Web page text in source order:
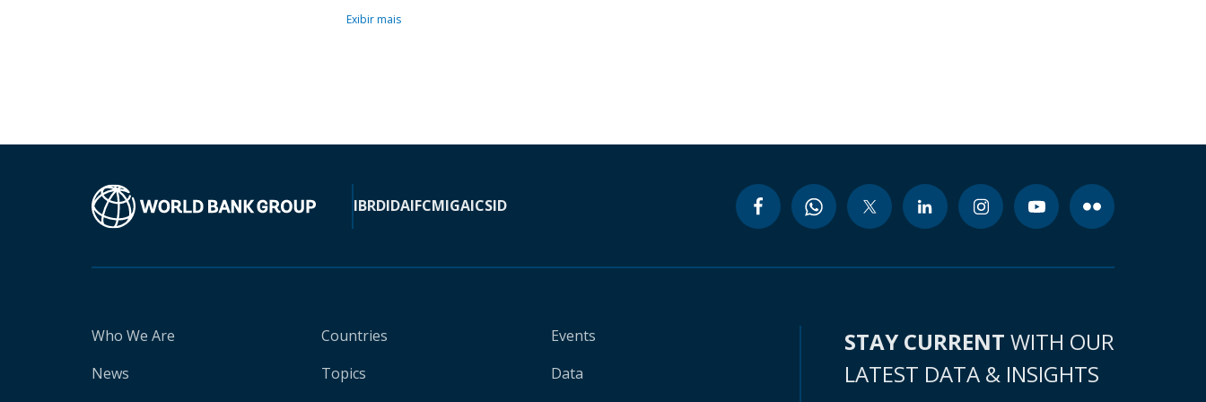
Exibir mais
IBRDIDAIFCMIGAICSID
Who We Are
News
Countries
Topics
Events
Data
STAY CURRENT WITH OUR
LATEST DATA & INSIGHTS